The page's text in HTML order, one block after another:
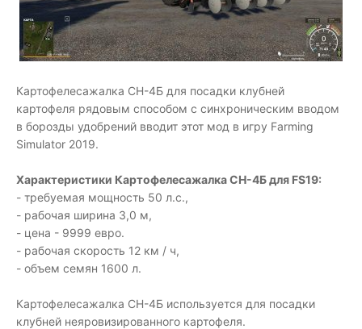
Картофелесажалка СН-4Б для посадки клубней
картофеля рядовым способом с синхроническим вводом
в борозды удобрений вводит этот мод в игру Farming
Simulator 2019.
Характеристики Картофелесажалка СН-4Б для FS19:
- требуемая мощность 50 л.с.,
- рабочая ширина 3,0 м,
- цена - 9999 евро.
- рабочая скорость 12 км / ч,
- объем семян 1600 л.
Картофелесажалка СН-4Б используется для посадки
клубней неяровизированного картофеля.